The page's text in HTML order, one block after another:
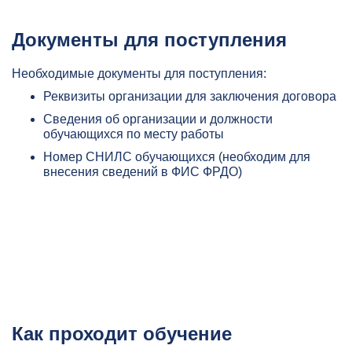
Документы для поступления
Необходимые документы для поступления:
Реквизиты организации для заключения договора
Сведения об организации и должности
обучающихся по месту работы
Номер СНИЛС обучающихся (необходим для
внесения сведений в ФИС ФРДО)
Как проходит обучение